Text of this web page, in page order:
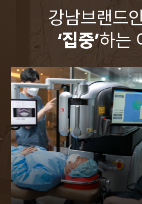
강남브랜드
‘집중’하는